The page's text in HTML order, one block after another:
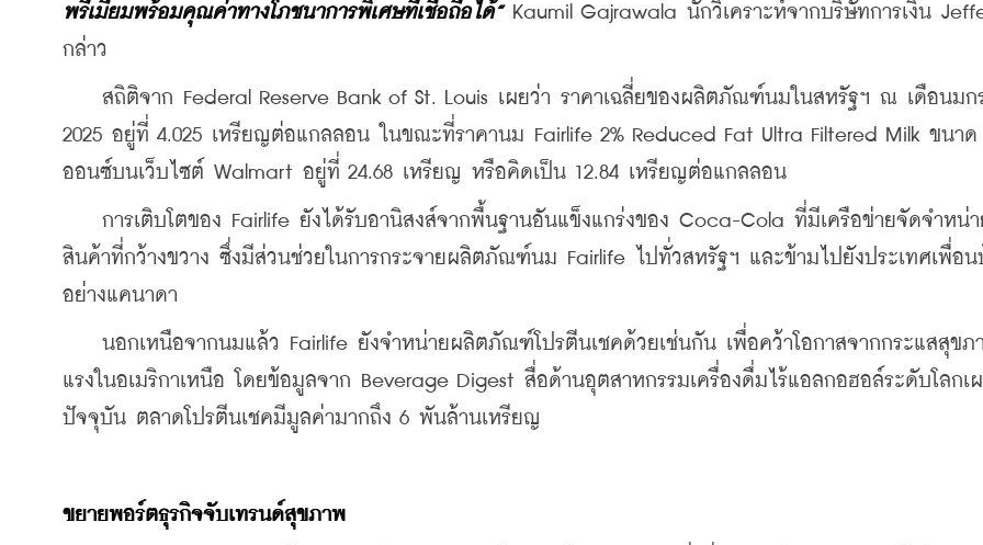
พรีเมียมพร้อมคุณค่าทางโภชนาการพิเศษที่เชื่อถือได้” Kaumil Gajrawala นักวิเคราะห์จากบริษัทการเงิน
กล่าว
สถิติจาก Federal Reserve Bank of St. Louis เผยว่า ราคาเฉลี่ยของผลิตภัณฑ์นมในสหรัฐฯ ณ เดือนมก
2025 อยู่ที่ 4.025 เหรียญต่อแกลลอน ในขณะที่ราคานม Fairlife 2% Reduced Fat Ultra Filtered Milk ขนาด
ออนซ์บนเว็บไซต์ Walmart อยู่ที่ 24.68 เหรียญ หรือคิดเป็น 12.84 เหรียญต่อแกลลอน
การเติบโตของ Fairlife ยังได้รับอานิสงส์จากพื้นฐานอันแข็งแกร่งของ Coca-Cola ที่มีเครือข่ายจัดจำหน่า
สินค้าที่กว้างขวาง ซึ่งมีส่วนช่วยในการกระจายผลิตภัณฑ์นม Fairlife ไปทั่วสหรัฐฯ และข้ามไปยังประเทศเพื่อน
อย่างแคนาดา
นอกเหนือจากนมแล้ว Fairlife ยังจำหน่ายผลิตภัณฑ์โปรตีนเชคด้วยเช่นกัน เพื่อคว้าโอกาสจากกระแสสุขภ
แรงในอเมริกาเหนือ โดยข้อมูลจาก Beverage Digest สื่อด้านอุตสาหกรรมเครื่องดื่มไร้แอลกอฮอล์ระดับโลกเ
ปัจจุบัน ตลาดโปรตีนเชคมีมูลค่ามากถึง 6 พันล้านเหรียญ
ขยายพอร์ตธุรกิจจับเทรนด์สุขภาพ